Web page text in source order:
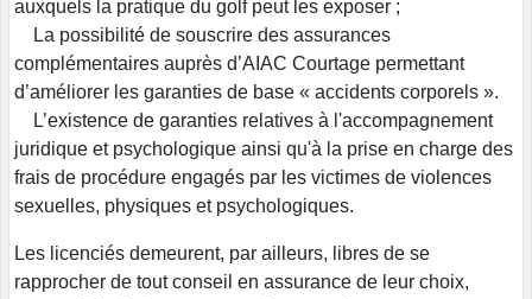
auxquels la pratique du golf peut les exposer ;
La possibilité de souscrire des assurances
complémentaires auprès d’AIAC Courtage permettant
d’améliorer les garanties de base « accidents corporels ».
L’existence de garanties relatives à l'accompagnement
juridique et psychologique ainsi qu'à la prise en charge des
frais de procédure engagés par les victimes de violences
sexuelles, physiques et psychologiques.
Les licenciés demeurent, par ailleurs, libres de se
rapprocher de tout conseil en assurance de leur choix,